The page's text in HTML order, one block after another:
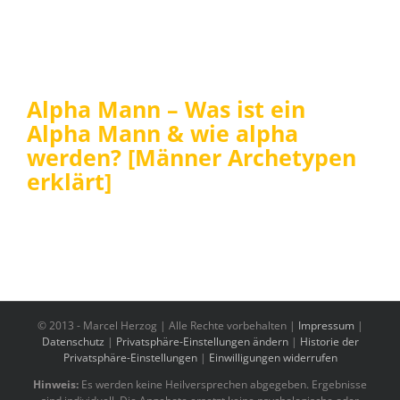
Alpha Mann – Was ist ein
Alpha Mann & wie alpha
werden? [Männer Archetypen
erklärt]
© 2013 - Marcel Herzog | Alle Rechte vorbehalten | Impressum |
Datenschutz | Privatsphäre-Einstellungen ändern| Historie der
Privatsphäre-Einstellungen| Einwilligungen widerrufen
Hinweis: Es werden keine Heilversprechen abgegeben. Ergebnisse